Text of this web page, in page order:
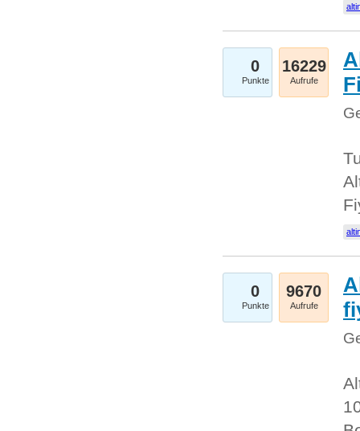
0
Punkte
16229
Aufrufe
0
Punkte
9670
Aufrufe